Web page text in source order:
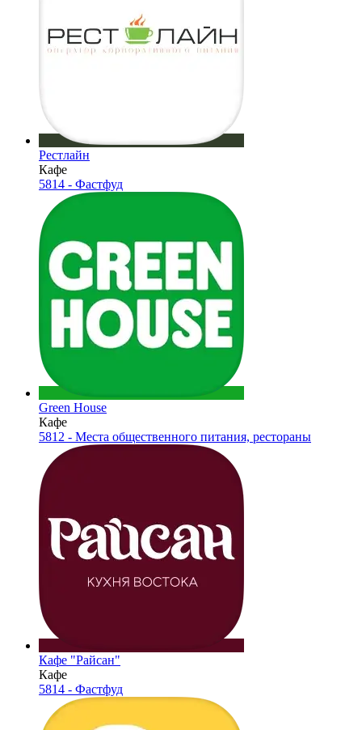
Рестлайн
Кафе
5814 - Фастфуд
Green House
Кафе
5812 - Места общественного питания, рестораны
Кафе "Райсан"
Кафе
5814 - Фастфуд